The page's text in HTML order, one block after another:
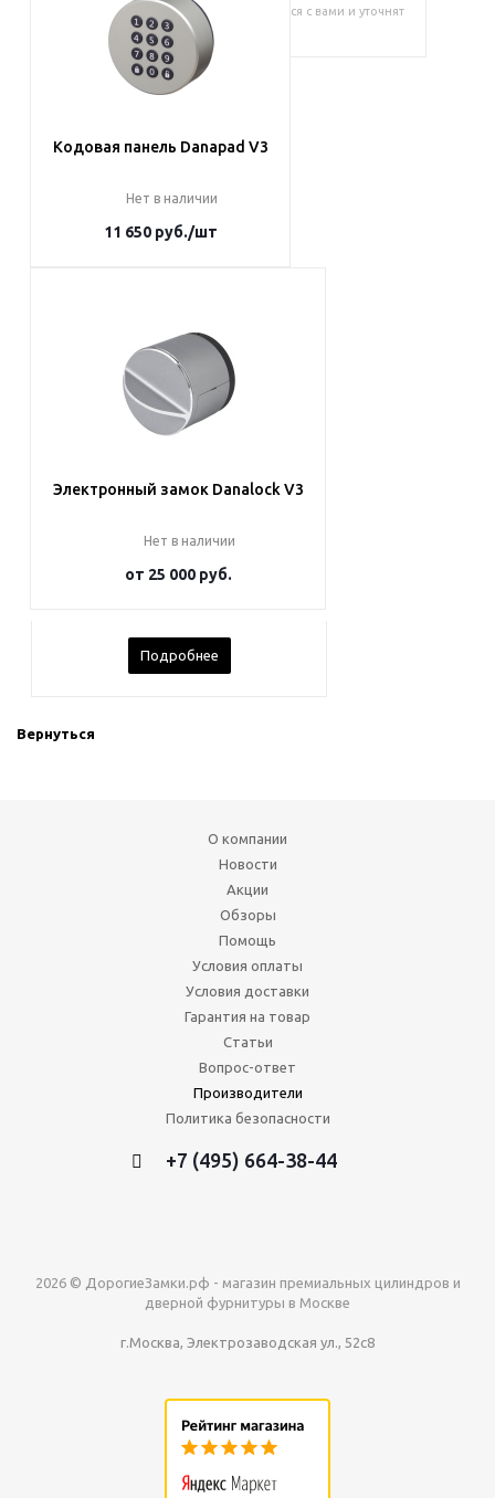
Наши менеджеры обязательно свяжутся с вами и уточнят
условия заказа
Кодовая панель Danapad V3
Нет в наличии
11 650 руб./шт
Наши менеджеры обязательно
свяжутся с вами и уточнят условия
заказа
Электронный замок Danalock V3
Нет в наличии
от 25 000 руб.
Подробнее
Вернуться
О компании
Новости
Акции
Обзоры
Помощь
Условия оплаты
Условия доставки
Гарантия на товар
Статьи
Вопрос-ответ
Производители
Политика безопасности
+7 (495) 664-38-44
2026 © ДорогиеЗамки.рф - магазин премиальных цилиндров и
дверной фурнитуры в Москве
г.Москва, Электрозаводская ул., 52с8